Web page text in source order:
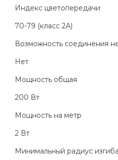
Индекс цветопередачи
70-79 (класс 2A)
Возможность соединения
Нет
Мощность общая
200 Вт
Мощность на метр
2 Вт
Минимальный радиус изгиба